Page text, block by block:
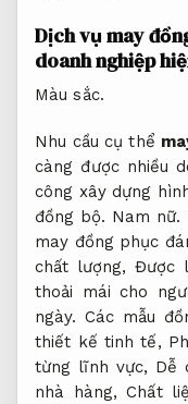
Dịch vụ may
doanh nghiệp
Màu sắc.
Nhu cầu cụ thể
càng được nhiều
công xây dựng
đồng bộ. Nam nữ.
may đồng phục
chất lượng,Được
thoải mái cho
ngày. Các mẫu
thiết kế tinh tế,
từng lĩnh vực, Dễ
nhà hàng,Chất